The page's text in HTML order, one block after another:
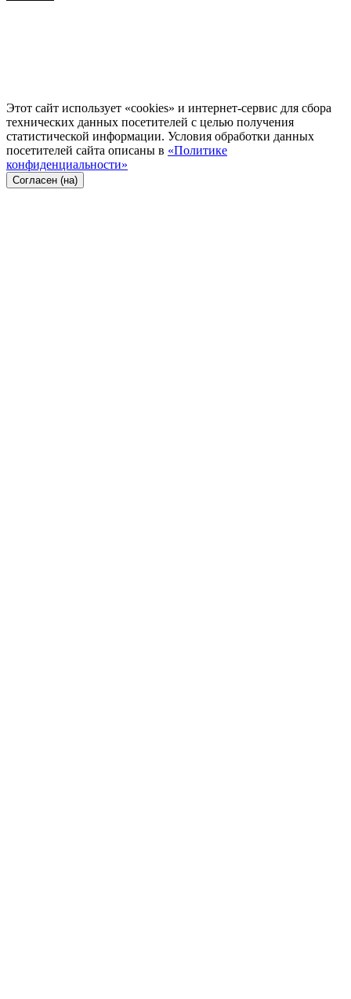
Этот сайт использует «cookies» и интернет-сервис для сбора
технических данных посетителей с целью получения
статистической информации. Условия обработки данных
посетителей сайта описаны в «Политике
конфиденциальности»
Согласен (на)